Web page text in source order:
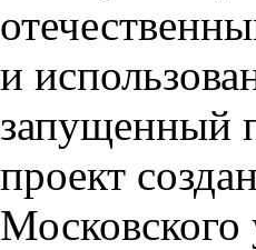
и
запущенный
проект